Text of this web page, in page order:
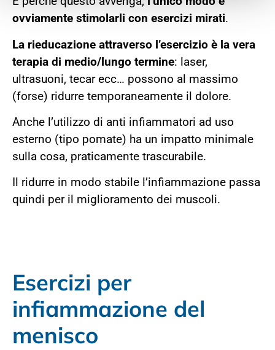
ovviamente stimolarli con esercizi mirati.
La rieducazione attraverso l’esercizio è la vera
terapia di medio/lungo termine: laser,
ultrasuoni, tecar ecc… possono al massimo
(forse) ridurre temporaneamente il dolore.
Anche l’utilizzo di anti infiammatori ad uso
esterno (tipo pomate) ha un impatto minimale
sulla cosa, praticamente trascurabile.
Il ridurre in modo stabile l’infiammazione passa
quindi per il miglioramento dei muscoli.
Esercizi per
infiammazione del
menisco